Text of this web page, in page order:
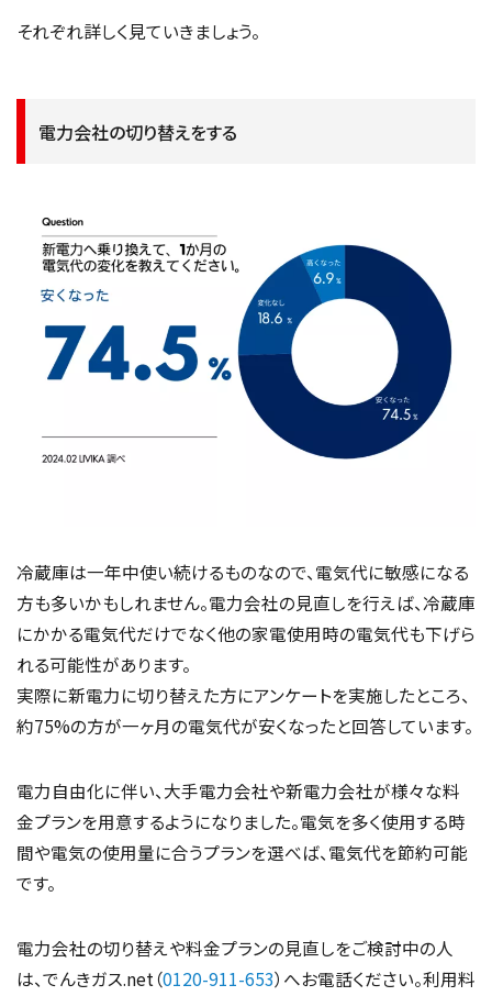
それぞれ詳しく見ていきましょう。
電力会社の切り替えをする
冷蔵庫は一年中使い続けるものなので、電気代に敏感になる
方も多いかもしれません。電力会社の見直しを行えば、冷蔵庫
にかかる電気代だけでなく他の家電使用時の電気代も下げら
れる可能性があります。
実際に新電力に切り替えた方にアンケートを実施したところ、
約75%の方が一ヶ月の電気代が安くなったと回答しています。
電力自由化に伴い、大手電力会社や新電力会社が様々な料
金プランを用意するようになりました。電気を多く使用する時
間や電気の使用量に合うプランを選べば、電気代を節約可能
です。
電力会社の切り替えや料金プランの見直しをご検討中の人
は、でんきガス.net（0120-911-653）へお電話ください。利用料